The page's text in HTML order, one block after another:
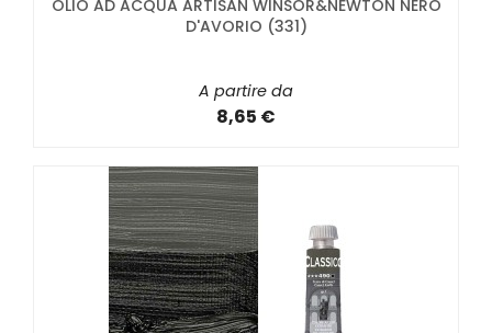
OLIO AD ACQUA ARTISAN WINSOR&NEWTON NERO
D'AVORIO (331)
A partire da
8,65 €